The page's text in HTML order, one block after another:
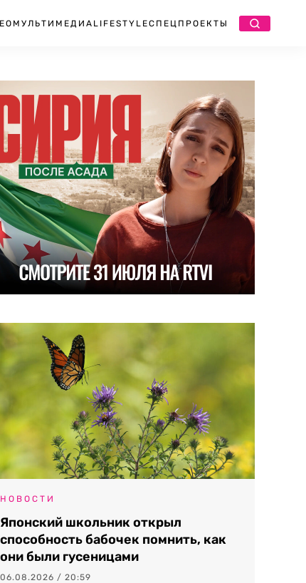
МУЛЬТИМЕДИА LIFESTYLEСПЕЦПРОЕКТЫ
НОВОСТИ
Японский школьник открыл
способность бабочек помнить, как
они были гусеницами
06.08.2026 / 20:59